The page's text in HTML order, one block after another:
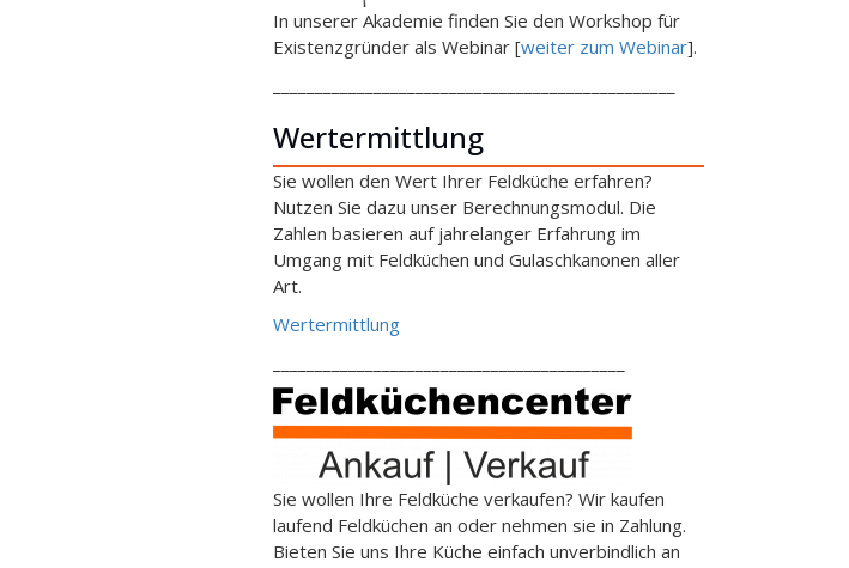
In unserer Akademie finden Sie den Workshop für
Existenzgründer als Webinar [weiter zum Webinar].
Wertermittlung
Sie wollen den Wert Ihrer Feldküche erfahren?
Nutzen Sie dazu unser Berechnungsmodul. Die
Zahlen basieren auf jahrelanger Erfahrung im
Umgang mit Feldküchen und Gulaschkanonen aller
Art.
Wertermittlung
Sie wollen Ihre Feldküche verkaufen? Wir kaufen
laufend Feldküchen an oder nehmen sie in Zahlung.
Bieten Sie uns Ihre Küche einfach unverbindlich an